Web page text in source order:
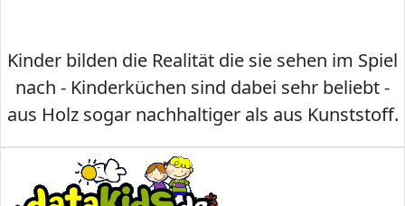
Kinder bilden die Realität die sie sehen im Spiel
nach - Kinderküchen sind dabei sehr beliebt -
aus Holz sogar nachhaltiger als aus Kunststoff.